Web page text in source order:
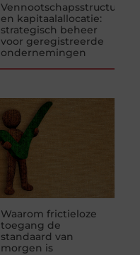
Vennootschapsstructuren
en kapitaalallocatie:
strategisch beheer
voor geregistreerde
ondernemingen
Waarom frictieloze
toegang de
standaard van
morgen is